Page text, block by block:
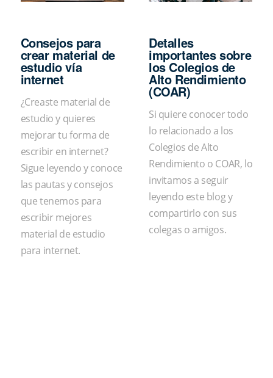
Consejos para
crear material de
estudio vía
internet
¿Creaste material de
estudio y quieres
mejorar tu forma de
escribir en internet?
Sigue leyendo y conoce
las pautas y consejos
que tenemos para
escribir mejores
material de estudio
para internet.
Detalles
importantes sobre
los Colegios de
Alto Rendimiento
(COAR)
Si quiere conocer todo
lo relacionado a los
Colegios de Alto
Rendimiento o COAR, lo
invitamos a seguir
leyendo este blog y
compartirlo con sus
colegas o amigos.